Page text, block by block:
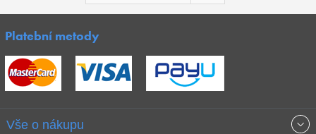
Platební metody
Vše o nákupu